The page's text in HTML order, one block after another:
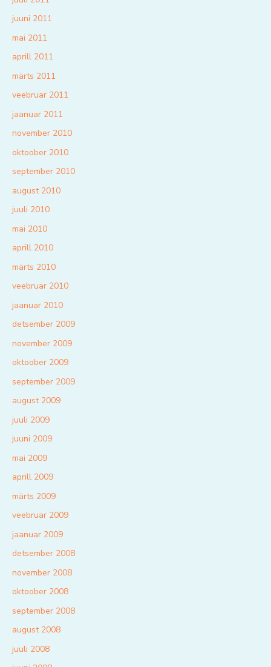
juuni 2011
mai 2011
aprill 2011
märts 2011
veebruar 2011
jaanuar 2011
november 2010
oktoober 2010
september 2010
august 2010
juuli 2010
mai 2010
aprill 2010
märts 2010
veebruar 2010
jaanuar 2010
detsember 2009
november 2009
oktoober 2009
september 2009
august 2009
juuli 2009
juuni 2009
mai 2009
aprill 2009
märts 2009
veebruar 2009
jaanuar 2009
detsember 2008
november 2008
oktoober 2008
september 2008
august 2008
juuli 2008